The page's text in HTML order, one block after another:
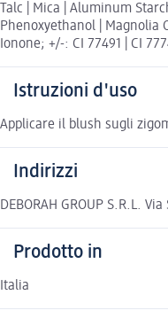
Talc | Mica | Aluminum
Phenoxyethanol | Magnolia
Ionone; +/-: CI 77491 | CI
Istruzioni d'uso
Applicare il blush sugli
Indirizzi
DEBORAH GROUP S.R.L.
Prodotto in
Italia